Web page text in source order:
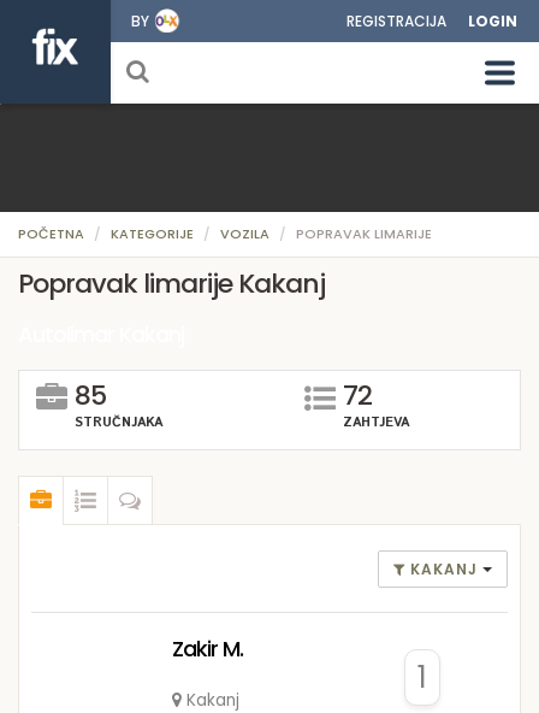
BY REGISTRACIJA LOGIN
POČETNA KATEGORIJE VOZILA POPRAVAK LIMARIJE
Popravak limarije Kakanj
85
STRUČNJAKA
72
ZAHTJEVA
KAKANJ
Zakir M.
Kakanj
1